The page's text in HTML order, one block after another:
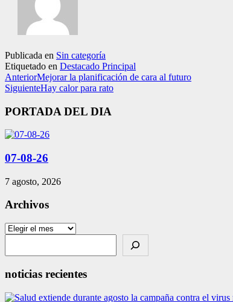
Publicada en Sin categoría
Etiquetado en Destacado Principal
AnteriorMejorar la planificación de cara al futuro
SiguienteHay calor para rato
PORTADA DEL DIA
07-08-26
7 agosto, 2026
Archivos
Archivos
noticias recientes